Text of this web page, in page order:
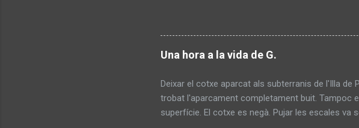
dos ulleres de cul d’ampolla. Mal afaitats, mal
no entenem la seva brutícia. Demanen un cafè
anys és jubilat i abans havia fet de cambrer.
Una hora a la vida de G.
Deixar el cotxe aparcat als subterranis de l'Illa de
trobat l'aparcament completament buit. Tampoc
superfície. El cotxe es negà. Pujar les escales va